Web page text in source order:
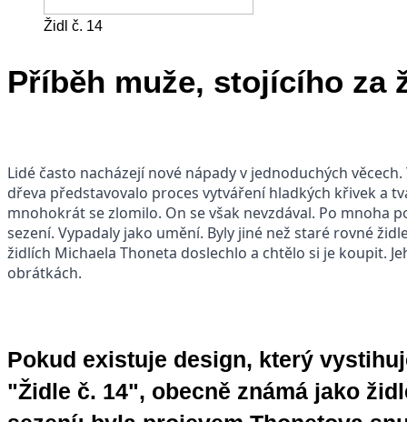
Židl č. 14
Příběh muže, stojícího za
Lidé často nacházejí nové nápady v jednoduchých
dřeva představovalo proces vytváření hladkých křivek a
mnohokrát se zlomilo. On se však nevzdával. Po mnoha
sezení. Vypadaly jako umění. Byly jiné než staré rovné
židlích Michaela Thoneta doslechlo a chtělo si je koupit.
obrátkách.
Pokud existuje design, který
"Židle č. 14", obecně známá jako